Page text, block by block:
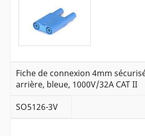
Fiche de connexion 4mm
arrière, bleue, 1000V/32A CAT II
SO5126-3V